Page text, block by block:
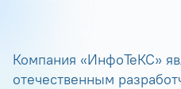
Компания «ИнфоТеКС»
отечественным